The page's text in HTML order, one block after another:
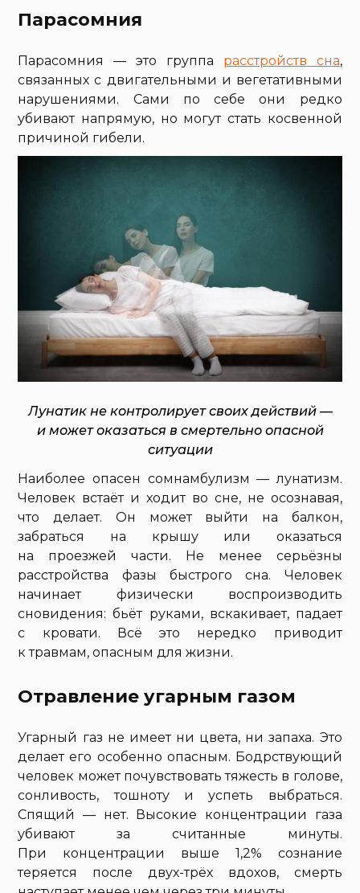
Парасомния
Парасомния — это группа расстройств сна,
связанных с двигательными и вегетативными
нарушениями. Сами по себе они редко
убивают напрямую, но могут стать косвенной
причиной гибели.
Лунатик не контролирует своих действий —
и может оказаться в смертельно опасной
ситуации
Наиболее опасен сомнамбулизм — лунатизм.
Человек встаёт и ходит во сне, не осознавая,
что делает. Он может выйти на балкон,
забраться на крышу или оказаться
на проезжей части. Не менее серьёзны
расстройства фазы быстрого сна. Человек
начинает физически воспроизводить
сновидения: бьёт руками, вскакивает, падает
с кровати. Всё это нередко приводит
к травмам, опасным для жизни.
Отравление угарным газом
Угарный газ не имеет ни цвета, ни запаха. Это
делает его особенно опасным. Бодрствующий
человек может почувствовать тяжесть в голове,
сонливость, тошноту и успеть выбраться.
Спящий — нет. Высокие концентрации газа
убивают за считанные минуты.
При концентрации выше 1,2% сознание
теряется после двух-трёх вдохов, смерть